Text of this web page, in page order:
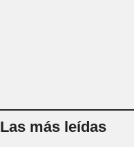
Las más leídas